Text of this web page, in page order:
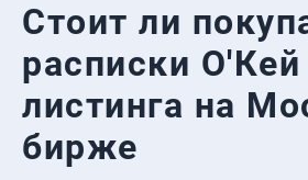
Стоит ли
расписки О'Кей
листинга на
бирже